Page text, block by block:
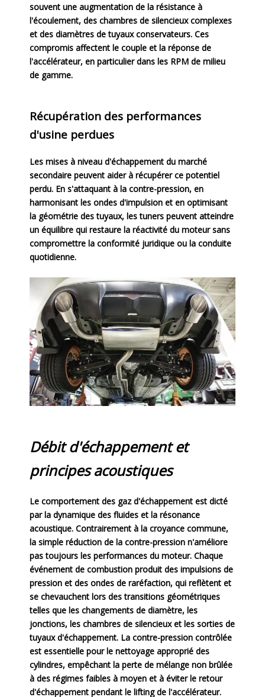
souvent une augmentation de la résistance à
l'écoulement, des chambres de silencieux complexes
et des diamètres de tuyaux conservateurs. Ces
compromis affectent le couple et la réponse de
l'accélérateur, en particulier dans les RPM de milieu
de gamme.
Récupération des performances
d'usine perdues
Les mises à niveau d'échappement du marché
secondaire peuvent aider à récupérer ce potentiel
perdu. En s'attaquant à la contre-pression, en
harmonisant les ondes d'impulsion et en optimisant
la géométrie des tuyaux, les tuners peuvent atteindre
un équilibre qui restaure la réactivité du moteur sans
compromettre la conformité juridique ou la conduite
quotidienne.
Débit d'échappement et
principes acoustiques
Le comportement des gaz d'échappement est dicté
par la dynamique des fluides et la résonance
acoustique. Contrairement à la croyance commune,
la simple réduction de la contre-pression n'améliore
pas toujours les performances du moteur. Chaque
événement de combustion produit des impulsions de
pression et des ondes de raréfaction, qui reflètent et
se chevauchent lors des transitions géométriques
telles que les changements de diamètre, les
jonctions, les chambres de silencieux et les sorties de
tuyaux d'échappement. La contre-pression contrôlée
est essentielle pour le nettoyage approprié des
cylindres, empêchant la perte de mélange non brûlée
à des régimes faibles à moyen et à éviter le retour
d'échappement pendant le lifting de l'accélérateur.